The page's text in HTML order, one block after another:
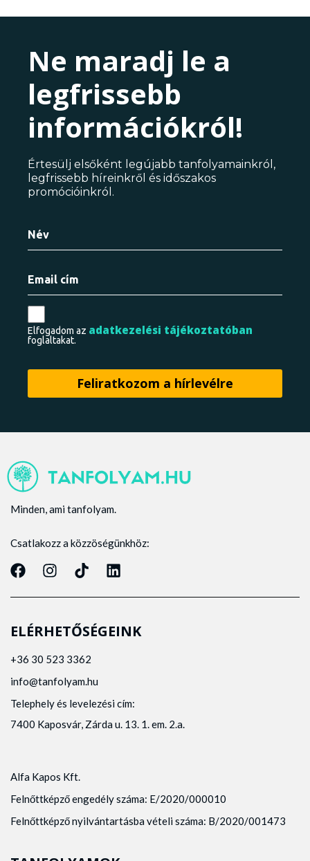
Ne maradj le a
legfrissebb
információkról!
Értesülj elsőként legújabb tanfolyamainkról,
legfrissebb híreinkről és időszakos
promócióinkról.
Elfogadom az adatkezelési tájékoztatóban
foglaltakat.
Minden, ami tanfolyam.
Csatlakozz a közzöségünkhöz:
ELÉRHETŐSÉGEINK
+36 30 523 3362
info@tanfolyam.hu
Telephely és levelezési cím:
7400 Kaposvár, Zárda u. 13. 1. em. 2.a.
Alfa Kapos Kft.
Felnőttképző engedély száma: E/2020/000010
Felnőttképző nyilvántartásba vételi száma: B/2020/001473